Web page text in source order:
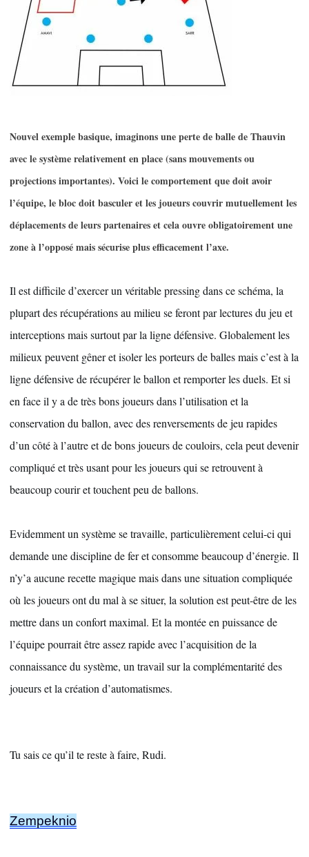
Nouvel exemple basique, imaginons une perte de balle de Thauvin
avec le système relativement en place (sans mouvements ou
projections importantes). Voici le comportement que doit avoir
l’équipe, le bloc doit basculer et les joueurs couvrir mutuellement les
déplacements de leurs partenaires et cela ouvre obligatoirement une
zone à l’opposé mais sécurise plus efficacement l’axe.
Il est difficile d’exercer un véritable pressing dans ce schéma, la
plupart des récupérations au milieu se feront par lectures du jeu et
interceptions mais surtout par la ligne défensive. Globalement les
milieux peuvent gêner et isoler les porteurs de balles mais c’est à la
ligne défensive de récupérer le ballon et remporter les duels. Et si
en face il y a de très bons joueurs dans l’utilisation et la
conservation du ballon, avec des renversements de jeu rapides
d’un côté à l’autre et de bons joueurs de couloirs, cela peut devenir
compliqué et très usant pour les joueurs qui se retrouvent à
beaucoup courir et touchent peu de ballons.
Evidemment un système se travaille, particulièrement celui-ci qui
demande une discipline de fer et consomme beaucoup d’énergie. Il
n’y’a aucune recette magique mais dans une situation compliquée
où les joueurs ont du mal à se situer, la solution est peut-être de les
mettre dans un confort maximal. Et la montée en puissance de
l’équipe pourrait être assez rapide avec l’acquisition de la
connaissance du système, un travail sur la complémentarité des
joueurs et la création d’automatismes.
Tu sais ce qu’il te reste à faire, Rudi.
Zempeknio